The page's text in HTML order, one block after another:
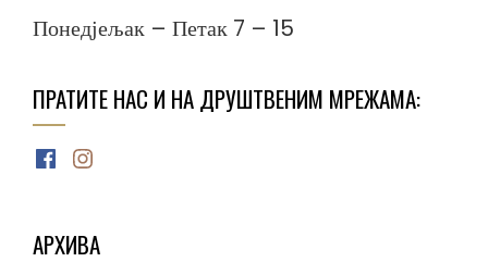
Понедјељак – Петак 7 – 15
ПРАТИТЕ НАС И НА ДРУШТВЕНИМ МРЕЖАМА:
Facebook
Instagram
АРХИВА